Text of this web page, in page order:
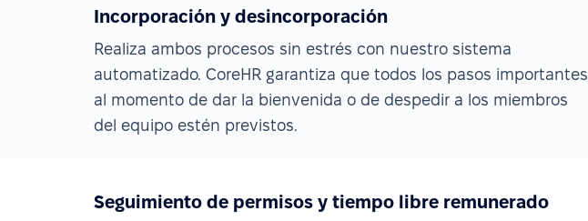
Incorporación y desincorporación
Realiza ambos procesos sin estrés con nuestro sistema
automatizado. CoreHR garantiza que todos los pasos importantes
al momento de dar la bienvenida o de despedir a los miembros
del equipo estén previstos.
Seguimiento de permisos y tiempo libre remunerado